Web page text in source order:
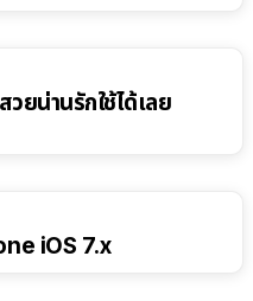
น่านรักใช้ได้เลย
iOS 7.x